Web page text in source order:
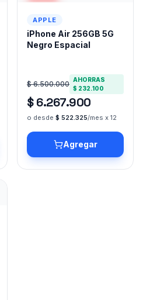
Es una opción confiable para
que combine
APPLE
iPhone Air 256GB 5G
Negro Espacial
$ 6.500.000 AHORRAS
$ 232.100
$ 6.267.900
o desde $ 522.325/mes x 12
Agregar